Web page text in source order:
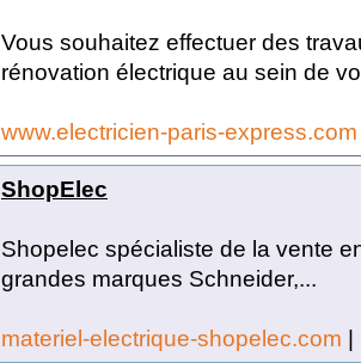
Vous souhaitez effectuer des
rénovation électrique au sein de
www.electricien-paris-
ShopElec
Shopelec spécialiste de la vente
grandes marques Schneider,...
materiel-electrique-shopelec.com |